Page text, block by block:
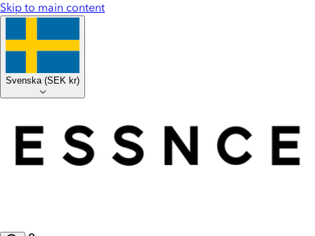
Skip to main content
Svenska (SEK kr)